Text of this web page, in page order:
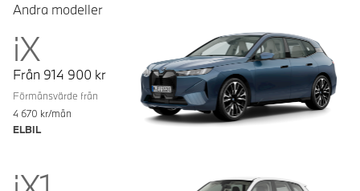
Andra modeller
iX
Från 914 900 kr
Förmånsvärde från
4 670 kr/mån
ELBIL